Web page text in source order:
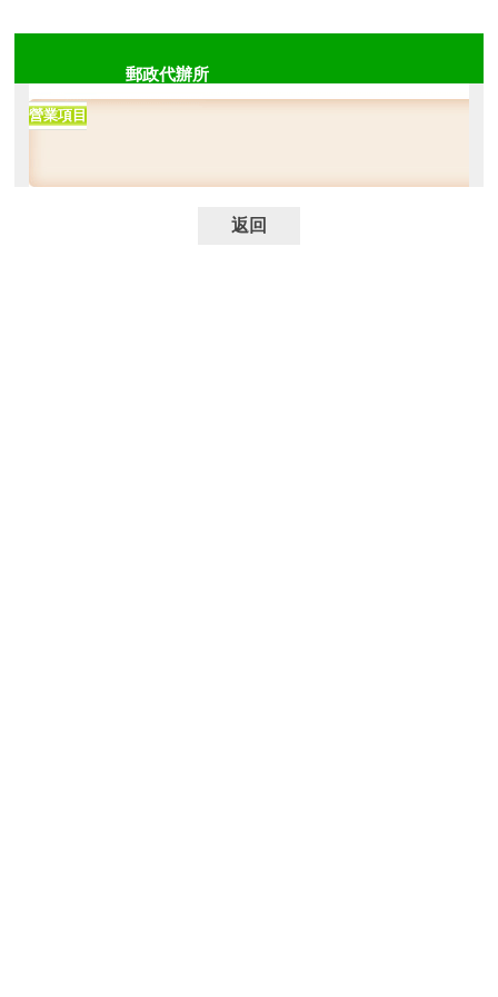
郵政代辦所
營業項目
返回